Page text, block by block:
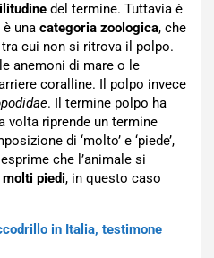
del termine. Tuttavia è
una categoria zoologica, che
cui non si ritrova il polpo.
anemoni di mare o le
coralline. Il polpo invece
. Il termine polpo ha
volta riprende un termine
di ‘molto’ e ‘piede’,
che l’animale si
molti piedi, in questo caso
in Italia, testimone